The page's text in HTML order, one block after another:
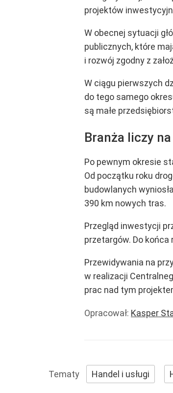
projektów
W obecnej sytuacji
publicznych, które
i rozwój zgodny z
W ciągu pierwszych
do tego samego
są małe
Branża liczy
Po pewnym okresie
Od początku roku
budowlanych
390 km nowych tras.
Przegląd inwestycji
przetargów. Do
Przewidywania na
w realizacji
prac nad tym
Opracował: Kasper
Handel i usługi